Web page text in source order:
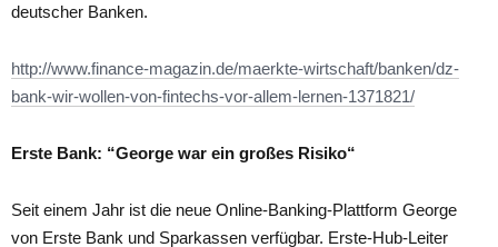
deutscher Banken.
http://www.finance-magazin.de/maerkte-wirtschaft/banken/dz-
bank-wir-wollen-von-fintechs-vor-allem-lernen-1371821/
Erste Bank: “George war ein großes Risiko“
Seit einem Jahr ist die neue Online-Banking-Plattform George
von Erste Bank und Sparkassen verfügbar. Erste-Hub-Leiter